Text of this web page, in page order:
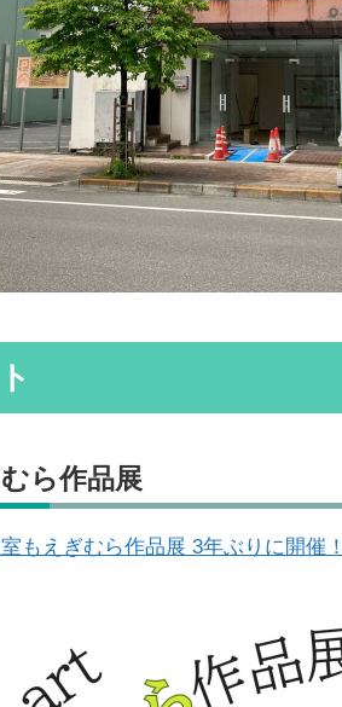
ら作品展
もえぎむら作品展 3年ぶりに開催！